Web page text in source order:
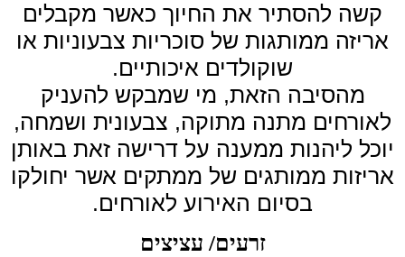
קשה להסתיר את החיוך כאשר מקבלים
אריזה ממותגות של סוכריות צבעוניות או
שוקולדים איכותיים.
מהסיבה הזאת, מי שמבקש להעניק
לאורחים מתנה מתוקה, צבעונית ושמחה,
יוכל ליהנות ממענה על דרישה זאת באותן
אריזות ממותגים של ממתקים אשר יחולקו
בסיום האירוע לאורחים.
זרעים/ עציצים